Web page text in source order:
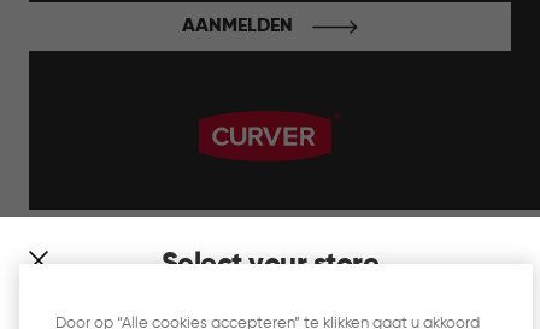
Select your store
AANMELDEN
Door op “Alle cookies accepteren” te klikken gaat u akkoord